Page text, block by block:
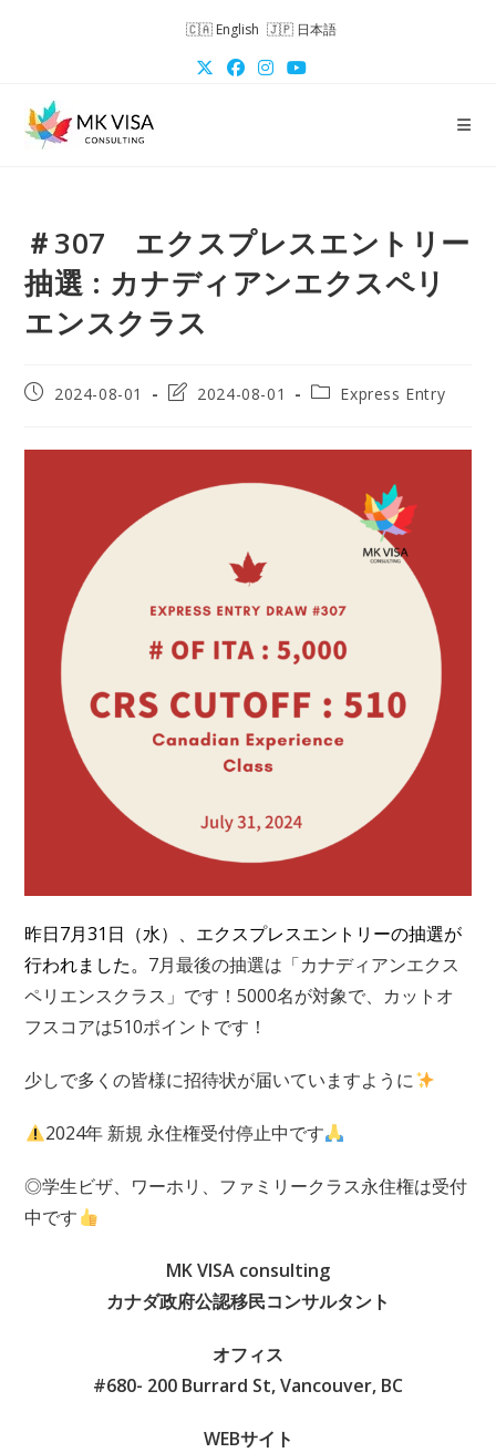
English 日本語
＃307 エクスプレスエントリー
抽選 : カナディアンエクスペリ
エンスクラス
投
開
2024-08-01
投
最
変
2024-08-01
投
テ
リ
Express Entry
昨日7月31日（水）、エクスプレスエントリーの抽選が
行われました。 7月最後の抽選は「カナディアンエクス
ペリエンスクラス」です！5000名が対象で、カットオ
フスコアは510ポイントです！
少しで多くの皆様に招待状が届いていますように
2024年 新規 永住権受付停止中です
◎学生ビザ、ワーホリ、ファミリークラス永住権は受付
中です
MK VISA consulting
カナダ政府公認移民コンサルタント
オフィス
#680- 200 Burrard St, Vancouver, BC
WEBサイト